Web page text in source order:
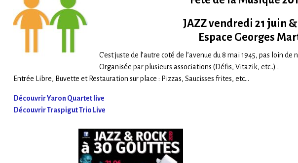
JAZZ vendredi 21 juin
Espace Georges
C’est juste de l’autre coté de l’avenue du 8 mai 1945, pas loin de
Organisée par plusieurs associations (Défis, Vitazik, etc..) .
Entrée Libre, Buvette et Restauration sur place : Pizzas, Saucisses frites, etc…
Découvrir Yaron Quartet live
Découvrir Traspigut Trio Live